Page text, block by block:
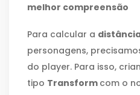
melhor compreensão
Para calcular a
personagens,
do player. Para isso,
tipo Transform com o